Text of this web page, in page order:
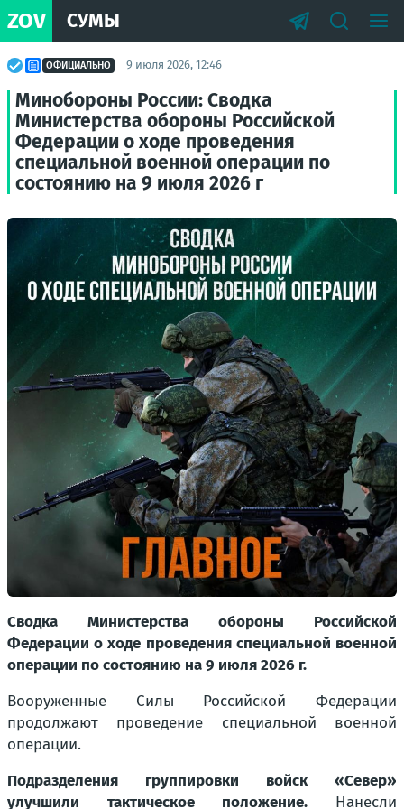
ZOV СУМЫ
ОФИЦИАЛЬНО 9 июля 2026, 12:46
Минобороны России: Сводка
Министерства обороны Российской
Федерации о ходе проведения
специальной военной операции по
состоянию на 9 июля 2026 г
Сводка Министерства обороны Российской
Федерации о ходе проведения специальной военной
операции по состоянию на 9 июля 2026 г.
Вооруженные Силы Российской Федерации
продолжают проведение специальной военной
операции.
Подразделения группировки войск «Север»
улучшили тактическое положение. Нанесли